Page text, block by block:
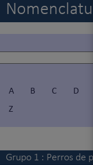
A B C D
Z
Grupo 1 : Perros de